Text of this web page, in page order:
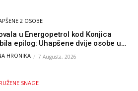
2 OSOBE
u Energopetrol kod Konjica
epilog: Uhapšene dvije osobe u
i Jablanici
HRONIKA 7 Augusta, 2026
SNAGE